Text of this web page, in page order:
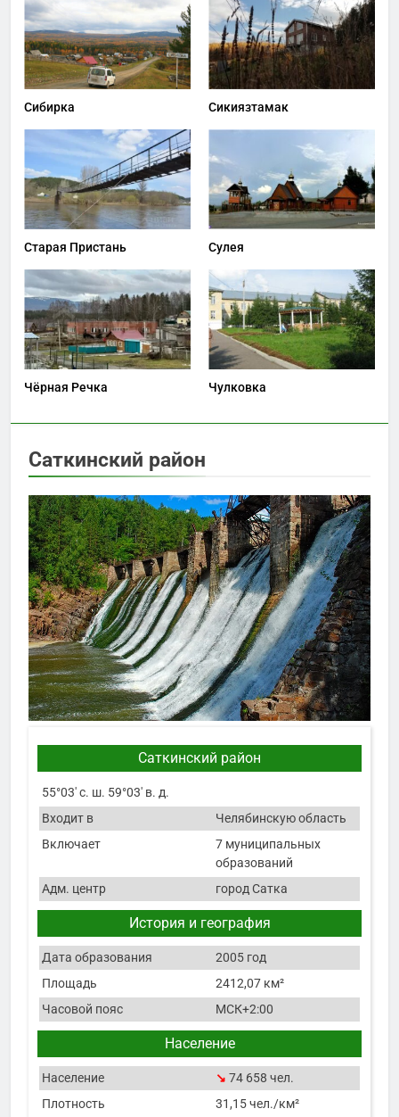
Саткинский район
Саткинский район
55°03′ с. ш. 59°03′ в. д.
Входит в
Челябинскую область
Включает
7 муниципальных
образований
Адм. центр
город Сатка
История и география
Дата образования
2005 год
Площадь
2412,07 км²
Часовой пояс
МСК+2:00
Население
Население ↘ 74 658 чел.
Плотность
31,15 чел./км²
Сибирка Сикиязтамак
Старая Пристань Сулея
Чёрная Речка Чулковка